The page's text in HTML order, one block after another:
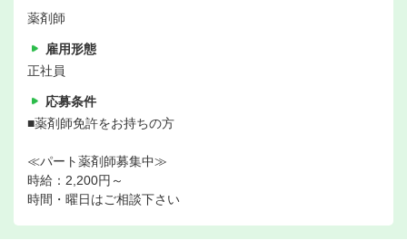
薬剤師
雇用形態
正社員
応募条件
■薬剤師免許をお持ちの方
≪パート薬剤師募集中≫
時給：2,200円～
時間・曜日はご相談下さい